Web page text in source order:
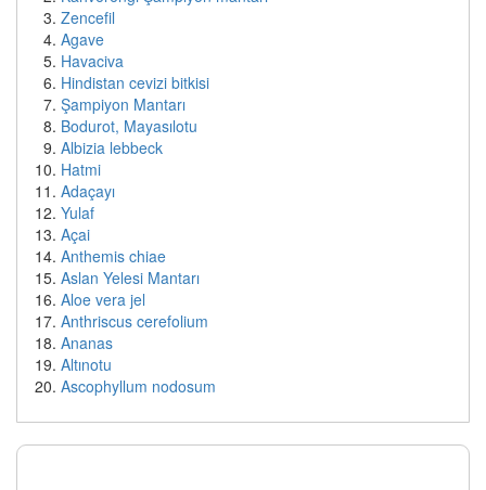
Zencefil
Agave
Havaciva
Hindistan cevizi bitkisi
Şampiyon Mantarı
Bodurot, Mayasılotu
Albizia lebbeck
Hatmi
Adaçayı
Yulaf
Açai
Anthemis chiae
Aslan Yelesi Mantarı
Aloe vera jel
Anthriscus cerefolium
Ananas
Altınotu
Ascophyllum nodosum